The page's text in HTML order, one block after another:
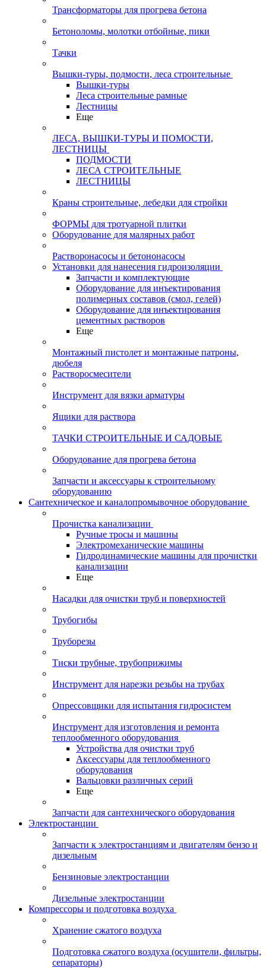
Трансформаторы для прогрева бетона
Бетоноломы, молотки отбойные, пики
Тачки
Вышки-туры, подмости, леса строительные
Вышки-туры
Леса строительные рамные
Лестницы
Еще
ЛЕСА, ВЫШКИ-ТУРЫ И ПОМОСТИ,
ЛЕСТНИЦЫ
ПОДМОСТИ
ЛЕСА СТРОИТЕЛЬНЫЕ
ЛЕСТНИЦЫ
Краны строительные, лебедки для стройки
ФОРМЫ для тротуарной плитки
Оборудование для малярных работ
Растворонасосы и бетононасосы
Установки для нанесения гидроизоляции
Запчасти и комплектующие
Оборудование для инъектирования
полимерных составов (смол, гелей)
Оборудование для инъектирования
цементных растворов
Еще
Монтажный пистолет и монтажные патроны,
дюбеля
Растворосмесители
Инструмент для вязки арматуры
Ящики для раствора
ТАЧКИ СТРОИТЕЛЬНЫЕ И САДОВЫЕ
Оборудование для прогрева бетона
Запчасти и аксессуары к строительному
оборудованию
Сантехническое и каналопромывочное оборудование
Прочистка канализации
Ручные тросы и машины
Электромеханические машины
Гидродинамические машины для прочистки
канализации
Еще
Насадки для очистки труб и поверхностей
Трубогибы
Труборезы
Тиски трубные, трубоприжимы
Инструмент для нарезки резьбы на трубах
Опрессовщики для испытания гидросистем
Инструмент для изготовления и ремонта
теплообменного оборудования
Устройства для очистки труб
Аксессуары для теплообменного
оборудования
Вальцовки различных серий
Еще
Запчасти для сантехнического оборудования
Электростанции
Запчасти к электростанциям и двигателям бензо и
дизельным
Бензиновые электростанции
Дизельные электростанции
Компрессоры и подготовка воздуха
Хранение сжатого воздуха
Подготовка сжатого воздуха (осушители, фильтры,
сепараторы)